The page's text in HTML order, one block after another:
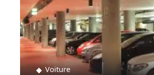
Voiture